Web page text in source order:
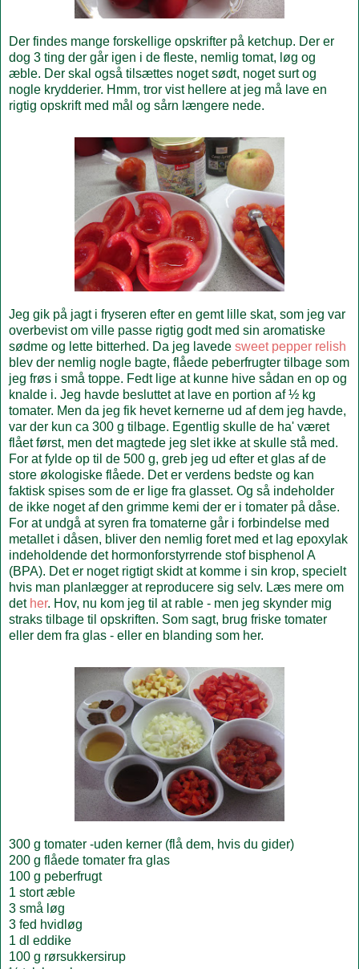
Der findes mange forskellige opskrifter på ketchup. Der er
dog 3 ting der går igen i de fleste, nemlig tomat, løg og
æble. Der skal også tilsættes noget sødt, noget surt og
nogle krydderier. Hmm, tror vist hellere at jeg må lave en
rigtig opskrift med mål og sårn længere nede.
Jeg gik på jagt i fryseren efter en gemt lille skat, som jeg var
overbevist om ville passe rigtig godt med sin aromatiske
sødme og lette bitterhed. Da jeg lavede sweet pepper relish
blev der nemlig nogle bagte, flåede peberfrugter tilbage som
jeg frøs i små toppe. Fedt lige at kunne hive sådan en op og
knalde i. Jeg havde besluttet at lave en portion af ½ kg
tomater. Men da jeg fik hevet kernerne ud af dem jeg havde,
var der kun ca 300 g tilbage. Egentlig skulle de ha' været
flået først, men det magtede jeg slet ikke at skulle stå med.
For at fylde op til de 500 g, greb jeg ud efter et glas af de
store økologiske flåede. Det er verdens bedste og kan
faktisk spises som de er lige fra glasset. Og så indeholder
de ikke noget af den grimme kemi der er i tomater på dåse.
For at undgå at syren fra tomaterne går i forbindelse med
metallet i dåsen, bliver den nemlig foret med et lag epoxylak
indeholdende det hormonforstyrrende stof bisphenol A
(BPA). Det er noget rigtigt skidt at komme i sin krop, specielt
hvis man planlægger at reproducere sig selv. Læs mere om
det her. Hov, nu kom jeg til at rable - men jeg skynder mig
straks tilbage til opskriften. Som sagt, brug friske tomater
eller dem fra glas - eller en blanding som her.
300 g tomater -uden kerner (flå dem, hvis du gider)
200 g flåede tomater fra glas
100 g peberfrugt
1 stort æble
3 små løg
3 fed hvidløg
1 dl eddike
100 g rørsukkersirup